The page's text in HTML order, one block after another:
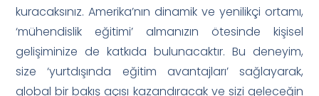
kuracaksınız. Amerika’nın dinamik ve yenilikçi ortamı,
‘mühendislik eğitimi’ almanızın ötesinde kişisel
gelişiminize de katkıda bulunacaktır. Bu deneyim,
size ‘yurtdışında eğitim avantajları’ sağlayarak,
global bir bakış açısı kazandıracak ve sizi geleceğin